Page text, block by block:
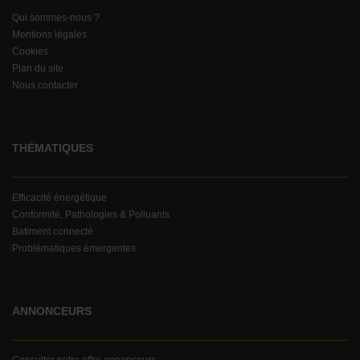
Qui sommes-nous ?
Mentions légales
Cookies
Plan du site
Nous contacter
THÉMATIQUES
Efficacité énergétique
Conformité, Pathologies & Polluants
Batiment connecté
Problématiques émergentes
ANNONCEURS